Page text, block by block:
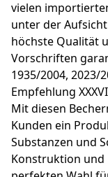
vielen
unter der
höchste Qualität
Vorschriften
1935/2004, 2023/
Empfehlung
Mit diesen
Kunden ein
Substanzen und
Konstruktion und